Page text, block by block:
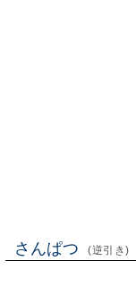
さんぱつ (逆引き)